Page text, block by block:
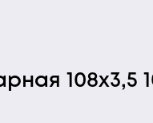
108х3,5